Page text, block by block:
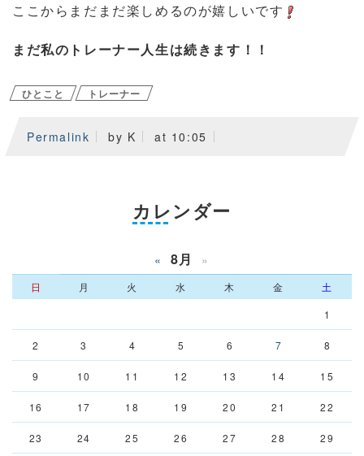
ここからまだまだ楽しめるのが嬉しいです
まだ私のトレーナー人生は続きます！！
ひとこと トレーナー
Permalink by K at 10:05
カレンダー
« 8月 »
日 月 火 水 木 金
土
1
2 3 4 5 6 7 8
9 10 11 12 13 14 15
16 17 18 19 20 21 22
23 24 25 26 27 28 29